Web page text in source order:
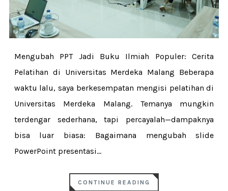
Mengubah PPT Jadi Buku Ilmiah Populer: Cerita
Pelatihan di Universitas Merdeka Malang Beberapa
waktu lalu, saya berkesempatan mengisi pelatihan di
Universitas Merdeka Malang. Temanya mungkin
terdengar sederhana, tapi percayalah—dampaknya
bisa luar biasa: Bagaimana mengubah slide
PowerPoint presentasi...
CONTINUE READING